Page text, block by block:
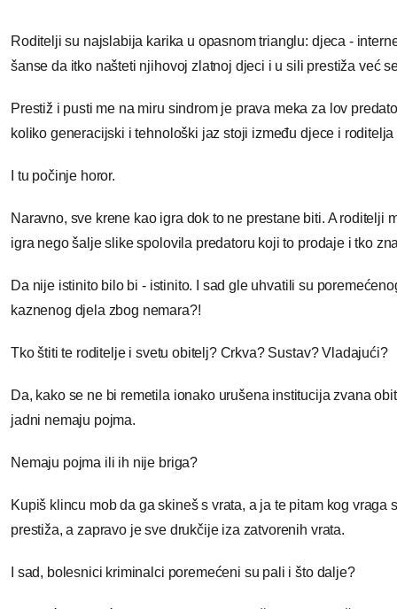
Roditelji su najslabija karika u opasnom trianglu: djeca -
šanse da itko našteti njihovoj zlatnoj djeci i u sili prestiža već
Prestiž i pusti me na miru sindrom je prava meka za lov
koliko generacijski i tehnološki jaz stoji između djece i
I tu počinje horor.
Naravno, sve krene kao igra dok to ne prestane biti. A
igra nego šalje slike spolovila predatoru koji to prodaje i tko
Da nije istinito bilo bi - istinito. I sad gle uhvatili su
kaznenog djela zbog nemara?!
Tko štiti te roditelje i svetu obitelj? Crkva? Sustav? Vladajući?
Da, kako se ne bi remetila ionako urušena institucija zvana
jadni nemaju pojma.
Nemaju pojma ili ih nije briga?
Kupiš klincu mob da ga skineš s vrata, a ja te pitam kog
prestiža, a zapravo je sve drukčije iza zatvorenih vrata.
I sad, bolesnici kriminalci poremećeni su pali i što dalje?